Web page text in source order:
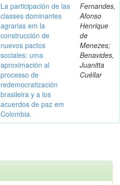
La participación de las
classes dominantes
agrarias em la
construcción de
nuevos pactos
sociales: uma
aproximación al
processo de
redemocratización
brasileira y a los
acuerdos de paz em
Colombia.
Fernandes,
Afonso
Henrique
de
Menezes;
Benavides,
Juanitta
Cuéllar